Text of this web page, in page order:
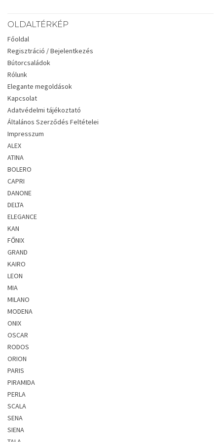
OLDALTÉRKÉP
Főoldal
Regisztráció / Bejelentkezés
Bútorcsaládok
Rólunk
Elegante megoldások
Kapcsolat
Adatvédelmi tájékoztató
Általános Szerződés Feltételei
Impresszum
ALEX
ATINA
BOLERO
CAPRI
DANONE
DELTA
ELEGANCE
KAN
FŐNIX
GRAND
KAIRO
LEON
MIA
MILANO
MODENA
ONIX
OSCAR
RODOS
ORION
PARIS
PIRAMIDA
PERLA
SCALA
SENA
SIENA